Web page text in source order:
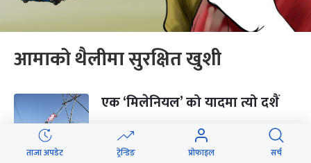
आमाको थैलीमा सुरक्षित खुशी
एक ‘मिलेनियल’ को यादमा त्यो दशैं
ताजा अपडेट ट्रेन्डिङ प्रोफाइल सर्च